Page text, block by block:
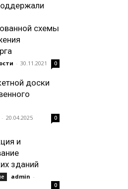
схемы
- 30.11.2021 0
доски
- 20.04.2025 0
и
зданий
admin -
0